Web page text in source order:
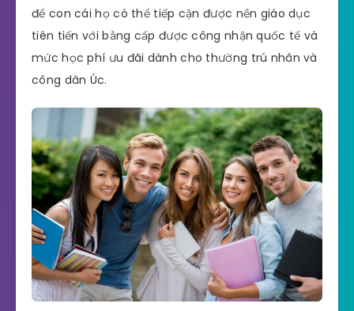
để con cái họ có thể tiếp cận được nền giáo dục
tiên tiến với bằng cấp được công nhận quốc tế và
mức học phí ưu đãi dành cho thường trú nhân và
công dân Úc.